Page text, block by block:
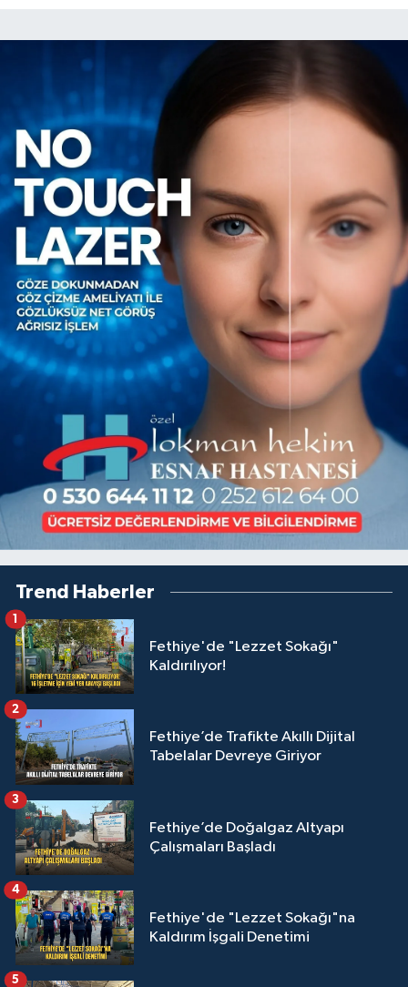
Trend Haberler
Fethiye'de "Lezzet Sokağı"
Kaldırılıyor!
1
Fethiye’de Trafikte Akıllı Dijital
Tabelalar Devreye Giriyor
2
Fethiye’de Doğalgaz Altyapı
Çalışmaları Başladı
3
Fethiye'de "Lezzet Sokağı"na
Kaldırım İşgali Denetimi
4
5